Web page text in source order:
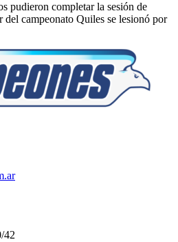
pudieron completar la sesión de
del campeonato Quiles se lesionó por
42